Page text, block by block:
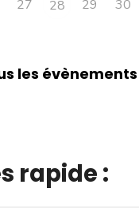
27 28 29 30
les évènements
rapide :